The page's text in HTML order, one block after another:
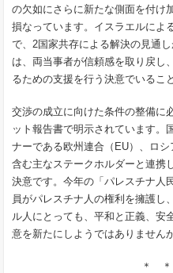
の欠如にさらに新たな側面を付け
損なっています。イスラエルによ
で、2国家共存による解決の見通
は、両当事者が信頼感を取り戻し
るための支援を行う決意でいるこ
交渉の成立に向けた条件の整備に
ット報告書で明示されています。
ナーである欧州連合（EU）、ロ
含む主なステークホルダーと連携
決意です。今年の「パレスチナ人
員がパレスチナ人の権利を擁護し
ル人にとっても、平和と正義、安
意を新たにしようではありませんか
＊